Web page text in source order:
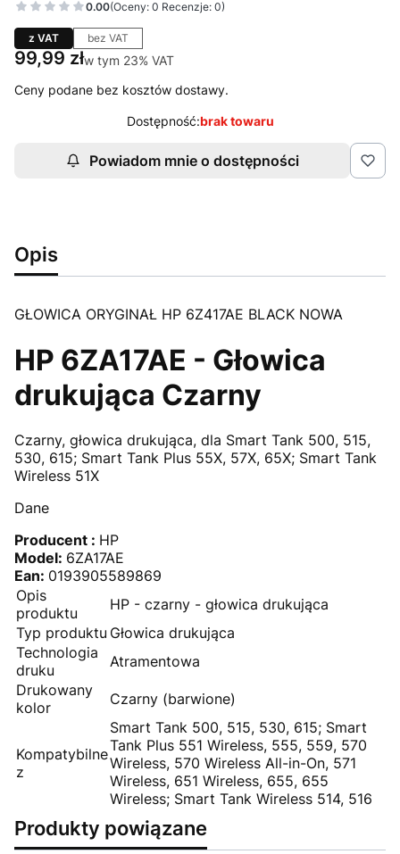
0.00(Oceny: 0 Recenzje: 0)
z VAT bez VAT
Cena
99,99 złw tym 23% VAT
w tym 23% VAT
Ceny podane bez kosztów dostawy.
Dostępność:brak towaru
Powiadom mnie o dostępności
Opis
GŁOWICA ORYGINAŁ HP 6Z417AE BLACK NOWA
HP 6ZA17AE - Głowica
drukująca Czarny
Czarny, głowica drukująca, dla Smart Tank 500, 515,
530, 615; Smart Tank Plus 55X, 57X, 65X; Smart Tank
Wireless 51X
Dane
Producent : HP
Model: 6ZA17AE
Ean: 0193905589869
Opis
produktu
HP - czarny - głowica drukująca
Typ produktu Głowica drukująca
Technologia
druku
Atramentowa
Drukowany
kolor
Czarny (barwione)
Kompatybilne
z
Smart Tank 500, 515, 530, 615; Smart
Tank Plus 551 Wireless, 555, 559, 570
Wireless, 570 Wireless All-in-On, 571
Wireless, 651 Wireless, 655, 655
Wireless; Smart Tank Wireless 514, 516
Produkty powiązane